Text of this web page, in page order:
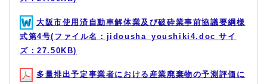
大阪市使用済自動車解体業及び破砕業事前協議要綱様
式第4号(ファイル名：jidousha_youshiki4.doc サイ
ズ：27.50KB)
多量排出予定事業者における産業廃棄物の予測評価に